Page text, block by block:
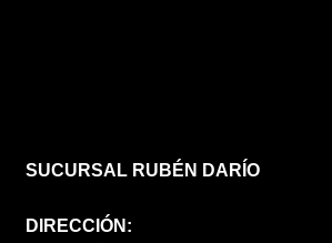
SUCURSAL RUBÉN DARÍO
DIRECCIÓN: